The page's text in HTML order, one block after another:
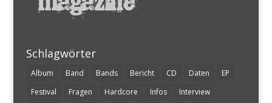
Schlagwörter
Album Band Bands Bericht CD Daten
EP
Festival
Fragen Hardcore Infos
Interview